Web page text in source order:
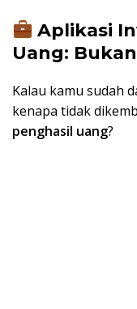
Aplikasi
Uang:
Kalau kamu sudah
kenapa tidak
penghasil uang?